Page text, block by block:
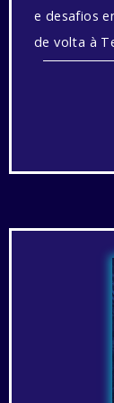
e desafios
de volta à